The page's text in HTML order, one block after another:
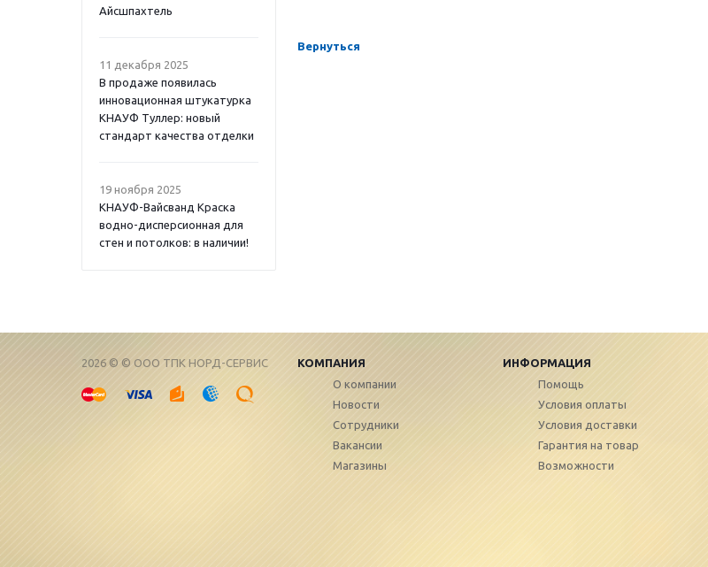
Айсшпахтель
11 декабря 2025
В продаже появилась
инновационная штукатурка
КНАУФ Туллер: новый
стандарт качества отделки
19 ноября 2025
КНАУФ-Вайсванд Краска
водно-дисперсионная для
стен и потолков: в наличии!
Вернуться
2026 © © ООО ТПК НОРД-СЕРВИС КОМПАНИЯ ИНФОРМАЦИЯ
О компании
Новости
Сотрудники
Вакансии
Магазины
Помощь
Условия оплаты
Условия доставки
Гарантия на товар
Возможности